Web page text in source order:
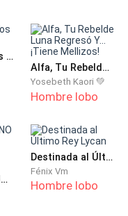
Destinada a los gemelos alfas
Alfa, Tu Rebelde Luna Regresó Y... ¡Tiene Mellizos!
Yosebeth Kaori 💚
Hombre lobo
EL ALFA QUE NO PODIA AMAR, TENGO A TU CACHORRO.
Destinada al Último Rey Lycan
Fénix Vm
Hombre lobo